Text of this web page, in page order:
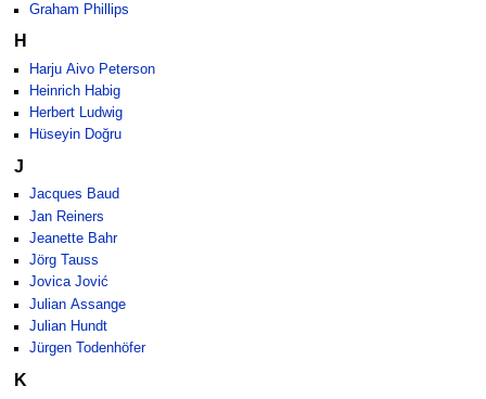
Graham Phillips
H
Harju Aivo Peterson
Heinrich Habig
Herbert Ludwig
Hüseyin Doğru
J
Jacques Baud
Jan Reiners
Jeanette Bahr
Jörg Tauss
Jovica Jović
Julian Assange
Julian Hundt
Jürgen Todenhöfer
K